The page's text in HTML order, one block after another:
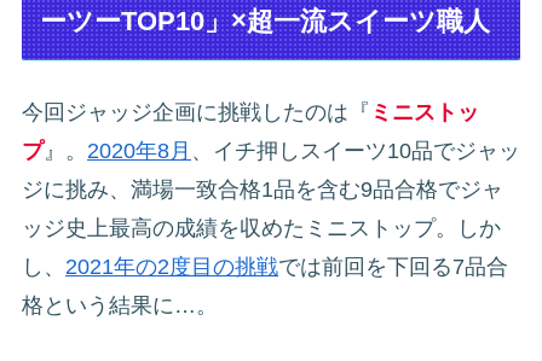
ーツーTOP10」×超一流スイーツ職人
今回ジャッジ企画に挑戦したのは『 ミニストッ
プ』。 2020年8月 、イチ押しスイーツ10品でジャッ
ジに挑み、満場一致合格1品を含む9品合格でジャ
ッジ史上最高の成績を収めたミニストップ。しか
し、 2021年の2度目の挑戦では前回を下回る7品合
格という結果に…。